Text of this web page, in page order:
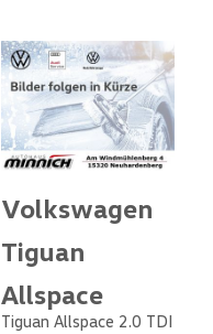
Volkswagen
Tiguan
Allspace
Tiguan Allspace 2.0 TDI